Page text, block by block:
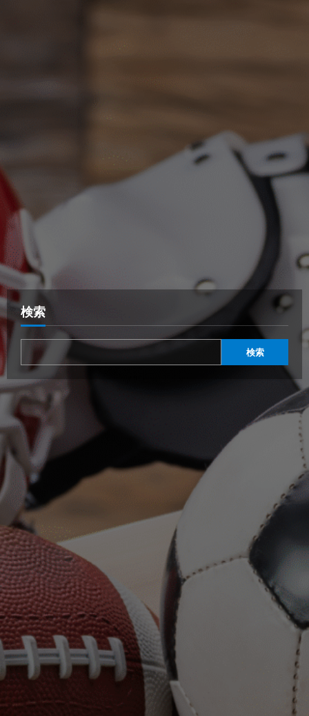
検索
検索